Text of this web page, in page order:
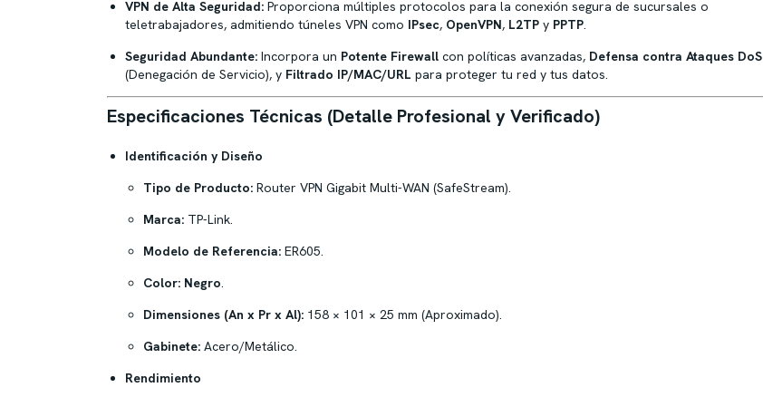
VPN de Alta Seguridad: Proporciona múltiples protocolos para la conexión segura de sucursales o
teletrabajadores, admitiendo túneles VPN como IPsec, OpenVPN, L2TP y PPTP.
Seguridad Abundante: Incorpora un Potente Firewall con políticas avanzadas, Defensa contra Ataques DoS
(Denegación de Servicio), y Filtrado IP/MAC/URL para proteger tu red y tus datos.
Especificaciones Técnicas (Detalle Profesional y Verificado)
Identificación y Diseño
Tipo de Producto: Router VPN Gigabit Multi-WAN (SafeStream).
Marca: TP-Link.
Modelo de Referencia: ER605.
Color: Negro.
Dimensiones (An x Pr x Al): 158 × 101 × 25 mm (Aproximado).
Gabinete: Acero/Metálico.
Rendimiento